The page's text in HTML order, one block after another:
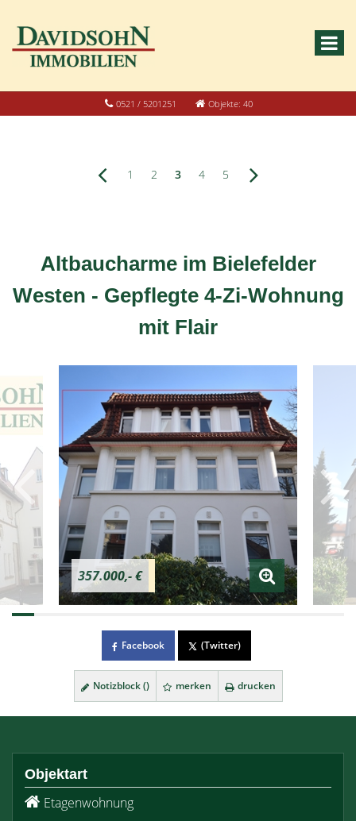
0521 / 5201251 Objekte: 40
1 2 3 4 5
Altbaucharme im Bielefelder
Westen - Gepflegte 4-Zi-Wohnung
mit Flair
357.000,- €
Facebook (Twitter)
Notizblock () merken drucken
Objektart
Etagenwohnung